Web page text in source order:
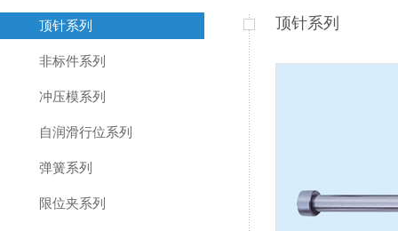
顶针系列
非标件系列
冲压模系列
自润滑行位系列
弹簧系列
限位夹系列
顶针系列